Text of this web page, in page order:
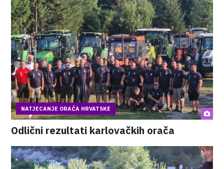
NATJECANJE ORAČA HRVATSKE
Odlični rezultati karlovačkih orača